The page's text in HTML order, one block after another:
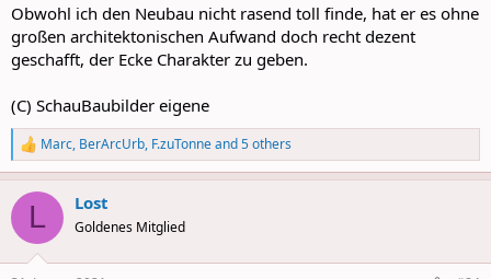
Obwohl ich den Neubau nicht rasend toll finde, hat er es ohne
großen architektonischen Aufwand doch recht dezent
geschafft, der Ecke Charakter zu geben.
(C) SchauBaubilder eigene
R
e
a
c
i
n
Marc, BerArcUrb, F.zuTonneand 5 others
L Lost
Goldenes Mitglied